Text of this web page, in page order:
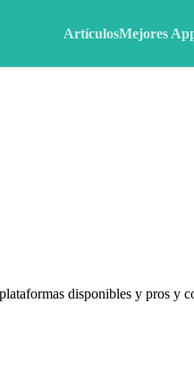
ArtículosMejores
disponibles y pros y